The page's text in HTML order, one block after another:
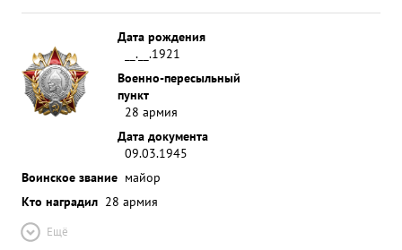
Дата рождения
__.__.1921
Военно-пересыльный
пункт
28 армия
Дата документа
09.03.1945
Воинское звание майор
Кто наградил 28 армия
Ещё